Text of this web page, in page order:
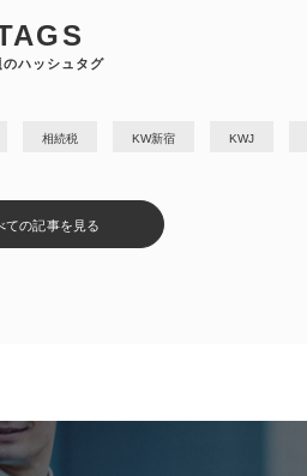
のハッシュタグ
相続税 KW新宿 KWJ
ての記事を見る